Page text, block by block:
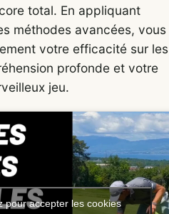
total. En appliquant
méthodes avancées, vous
votre efficacité sur
profonde et votre
jeu.
pour accepter les cookies